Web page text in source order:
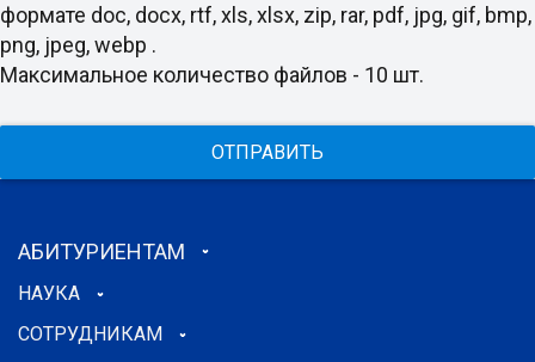
формате doc, docx, rtf, xls, xlsx, zip, rar, pdf, jpg, gif, bmp,
png, jpeg, webp .
Максимальное количество файлов - 10 шт.
ОТПРАВИТЬ
АБИТУРИЕНТАМ
НАУКА
СОТРУДНИКАМ